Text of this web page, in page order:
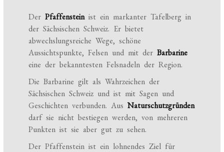
DerPfaffensteinist ein markanter Tafelberg in
der Sächsischen Schweiz. Er bietet
abwechslungsreiche Wege, schöne
Aussichtspunkte, Felsen und mit derBarbarine
eine der bekanntesten Felsnadeln der Region.
Die Barbarine gilt als Wahrzeichen der
Sächsischen Schweiz und ist mit Sagen und
Geschichten verbunden. AusNaturschutzgründen
darf sie nicht bestiegen werden, von mehreren
Punkten ist sie aber gut zu sehen.
Der Pfaffenstein ist ein lohnendes Ziel für